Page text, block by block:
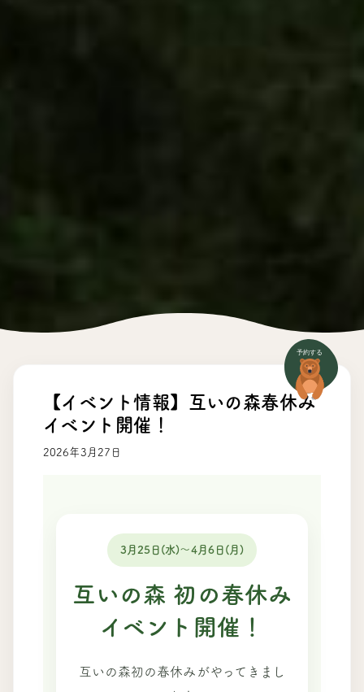
【イベント情報】互いの森春休み
イベント開催！
2026年3月27日
3月25日(水)～4月6日(月)
互いの森 初の春休み
イベント開催！
互いの森初の春休みがやってきまし